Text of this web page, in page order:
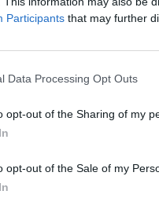
Participants that may further
Data Processing Opt Outs
opt-out of the Sharing of my
opt-out of the Sale of my
perdido clubes
firmó esta misma
con una
compromiso,
una gran
nos van a aportar